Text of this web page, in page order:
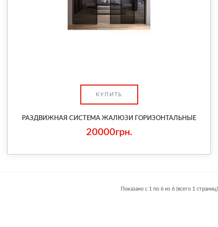
КУПИТЬ
РАЗДВИЖНАЯ СИСТЕМА ЖАЛЮЗИ ГОРИЗОНТАЛЬНЫЕ
20000грн.
Показано с 1 по 6 из 6 (всего 1 страниц)